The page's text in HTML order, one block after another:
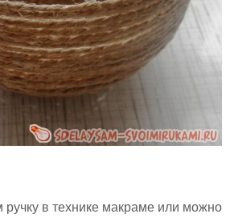
ручку в технике макраме или можно